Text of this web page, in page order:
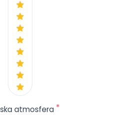
atmosfera *